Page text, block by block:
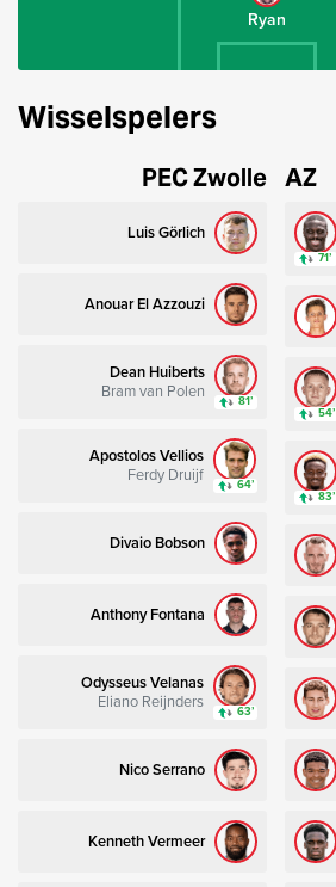
Ryan
Wisselspelers
PEC Zwolle
Luis Görlich
Anouar El Azzouzi
Dean Huiberts
Bram van Polen
81’
Apostolos Vellios
Ferdy Druijf
64’
Divaio Bobson
Anthony Fontana
Odysseus Velanas
Eliano Reijnders
63’
Nico Serrano
Kenneth Vermeer
AZ
71’
54’
83’